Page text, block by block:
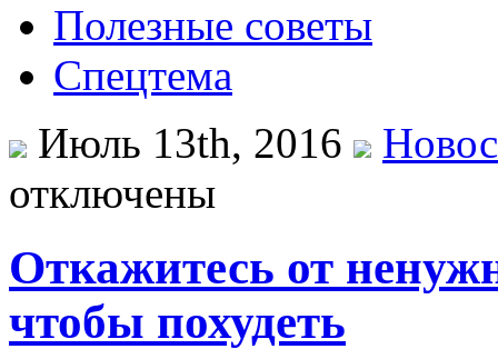
Полезные советы
Спецтема
Июль 13th, 2016
отключены
Откажитесь от
чтобы похудеть